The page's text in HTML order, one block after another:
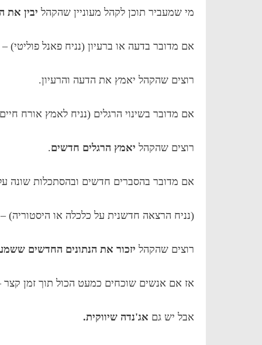
מי שמעביר תוכן לקהל מעוניין שהקהל יבין את
אם מדובר בדעה או ברעיון (נניח פאנל פוליטי) –
רוצים שהקהל יאמץ את הדעה והרעיון.
אם מדובר בשינוי הרגלים (נניח לאמץ אורח
רוצים שהקהל יאמץ הרגלים חדשים.
אם מדובר בהסברים חדשים ובהסתכלות שונה
(נניח הרצאה חדשנית על כלכלה או היסטוריה) –
רוצים שהקהל יזכור את הנתונים החדשים
אז אם אנשים שוכחים כמעט הכול תוך זמן
אבל יש גם אג'נדה שיווקית.